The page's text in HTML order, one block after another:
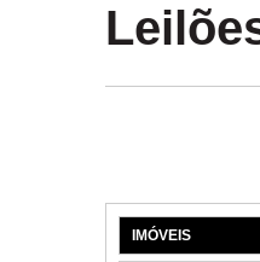
IMÓVEIS